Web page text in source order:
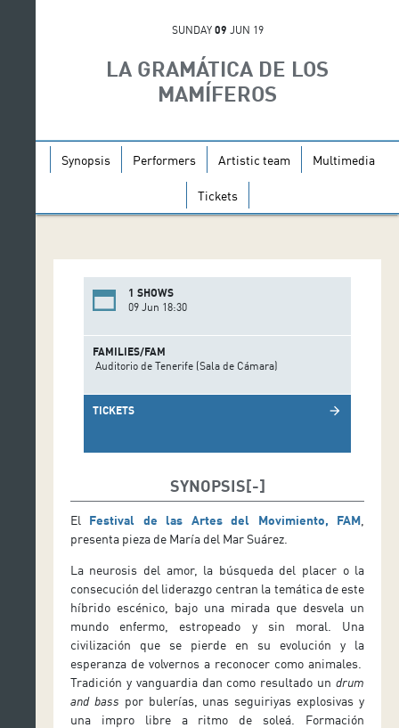
SUNDAY 09 JUN 19
LA GRAMÁTICA DE LOS
MAMÍFEROS
Synopsis Performers Artistic team Multimedia
Tickets
1 SHOWS
09 Jun 18:30
FAMILIES/FAM
Auditorio de Tenerife (Sala de Cámara)
TICKETS arrow_forward
SYNOPSIS
El Festival de las Artes del Movimiento, FAM
presenta pieza de María del Mar Suárez.
La neurosis del amor, la búsqueda del placer o la
consecución del liderazgo centran la temática de este
híbrido escénico, bajo una mirada que desvela un
mundo enfermo, estropeado y sin moral. Una
civilización que se pierde en su evolución y la
esperanza de volvernos a reconocer como animales.
Tradición y vanguardia dan como resultado undrum
and bass por bulerías, unas seguiriyas explosivas y
una impro libre a ritmo de soleá. Formación